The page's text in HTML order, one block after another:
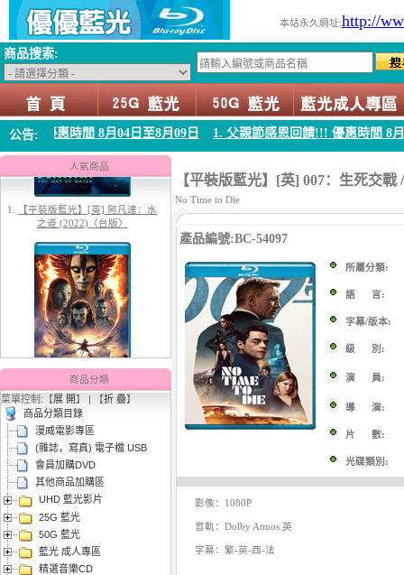
本站永久網址:http://
商品搜索:
公告:
間 8月04日至8月09日 1. 父親節感恩回饋!!! 優惠時間 8月04日至8月
人氣商品
1.【平裝版藍光】[英] 阿凡達：水
之道 (2022)〈台版〉
【平裝版藍光】[英] 阿凡達3：火
與燼 (2025)(Atmos 版)〈台版〉
3. 【平裝版藍光】[英] 曼達洛人與
古古 (2026)
商品分類
菜單控制:【展 開】 | 【折 疊】
商品分類目錄
漫威電影專區
(雜誌，寫真) 電子檔 USB
會員加購DVD
其他商品加購區
UHD 藍光影片
25G 藍光
50G 藍光
藍光 成人專區
精選音樂CD
【平裝版藍光】[英] 007：生死交
No Time to Die
產品編號:BC-54097
所屬分類:
語 言:
字幕/版本:
級 別:
演 員:
導 演:
片 數:
光碟類別:
影像：1080P
音軌：Dolby Atmos 英
字幕：繁-英-西-法